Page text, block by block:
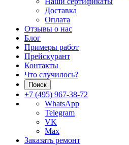
Доставка
Оплата
Отзывы о нас
Блог
Примеры работ
Прейскурант
Контакты
Что случилось?
Поиск
+7 (495) 967-38-72
WhatsApp
Telegram
VK
Max
Заказать ремонт